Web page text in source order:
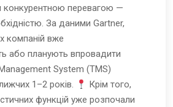
конкурентною перевагою —
За даними Gartner,
компаній вже
або планують впровадити
System (TMS)
1–2 років.
Крім того,
функцій уже розпочали